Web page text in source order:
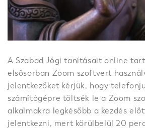
A Szabad Jógi tanításait online
elsősorban Zoom szoftvert
jelentkezőket kérjük, hogy
számítógépre töltsék le a Zoom
alkalmakra legkésőbb a kezdés
jelentkezni, mert körülbelül 20